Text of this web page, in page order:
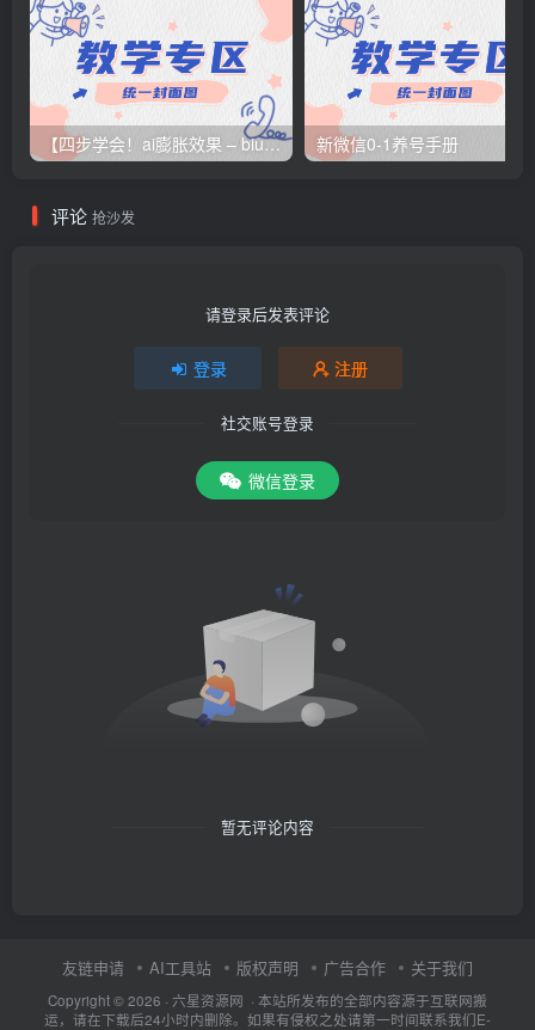
【四步学会！ai膨胀效果 – biubiubiu | 小红书 – 你的生活指南 新微信0-1养号手册
评论 抢沙发
请登录后发表评论
登录 注册
社交账号登录
微信登录
暂无评论内容
友链申请 AI工具站 版权声明 广告合作 关于我们
Copyright © 2026 · 六星资源网 · 本站所发布的全部内容源于互联网搬
运，请在下载后24小时内删除。如果有侵权之处请第一时间联系我们E-